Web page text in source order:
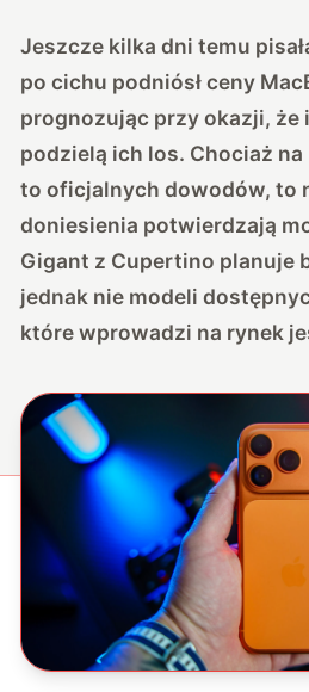
Jeszcze kilka dni temu
po cichu podniósł ceny
prognozując przy okazji, że
podzielą ich los. Chociaż na
to oficjalnych dowodów, to
doniesienia potwierdzają
Gigant z Cupertino planuje
jednak nie modeli
które wprowadzi na rynek